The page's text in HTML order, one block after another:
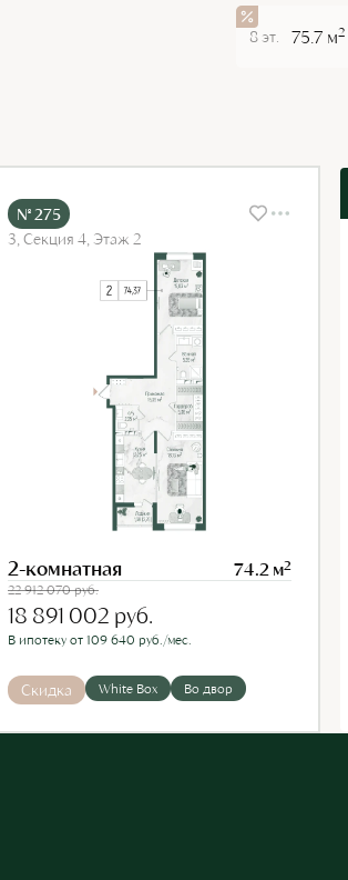
8 эт. 75.7 м2
№ 275
3, Секция 4, Этаж 2
2-комнатная 74.2 м2
22 912 070руб.
18 891 002 руб.
В ипотеку от 109 640 руб./мес.
Скидка White Box Во двор